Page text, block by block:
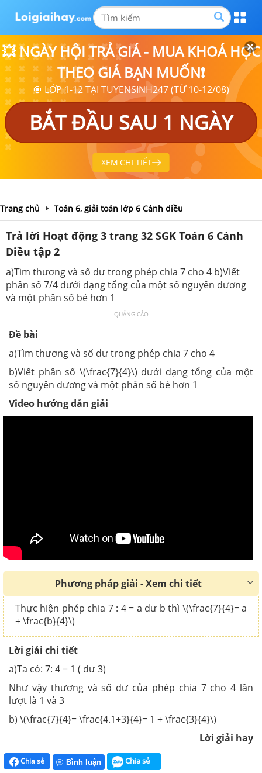
💥 NGÀY HỘI TRẢ GIÁ - MUA KHOÁ HỌC
THEO GIÁ BẠN MUỐN❗
🎯 LỚP 1-12 TẠI TUYENSINH247 (TỪ 10-12/08)
BẮT ĐẦU SAU 1 NGÀY
XEM CHI TIẾT
Trang chủ Toán 6, giải toán lớp 6 Cánh diều
Trả lời Hoạt động 3 trang 32 SGK Toán 6 Cánh
Diều tập 2
a)Tìm thương và số dư trong phép chia 7 cho 4 b)Viết
phân số 7/4 dưới dạng tổng của một số nguyên dương
và một phân số bé hơn 1
QUẢNG CÁO
Đề bài
a)Tìm thương và số dư trong phép chia 7 cho 4
b)Viết phân số \(\frac{7}{4}\) dưới dạng tổng của một
số nguyên dương và một phân số bé hơn 1
Video hướng dẫn giải
Phương pháp giải - Xem chi tiết
Thực hiện phép chia 7 : 4 = a dư b thì \(\frac{7}{4}= a
+ \frac{b}{4}\)
Lời giải chi tiết
a)Ta có: 7: 4 = 1 ( dư 3)
Như vậy thương và số dư của phép chia 7 cho 4 lần
lượt là 1 và 3
b) \(\frac{7}{4}= \frac{4.1+3}{4}= 1 + \frac{3}{4}\)
Lời giải hay
Chia sẻ Bình luận Chia sẻ